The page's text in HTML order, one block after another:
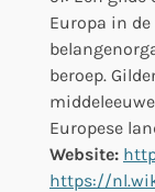
Europa in
beroep.
Europese
Website:
https://